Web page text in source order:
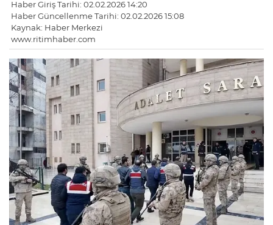
Haber Giriş Tarihi: 02.02.2026 14:20
Haber Güncellenme Tarihi: 02.02.2026 15:08
Kaynak: Haber Merkezi
www.ritimhaber.com